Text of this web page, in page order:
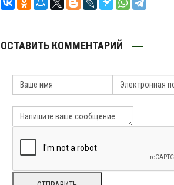
ОСТАВИТЬ КОММЕНТАРИЙ